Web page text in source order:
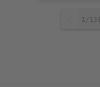
1/